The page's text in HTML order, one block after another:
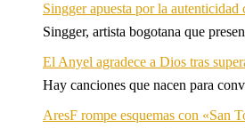
Singger apuesta por la
Singger, artista bogotana que
El Anyel agradece a Dios tras
Hay canciones que nacen para
AresF rompe esquemas con «San